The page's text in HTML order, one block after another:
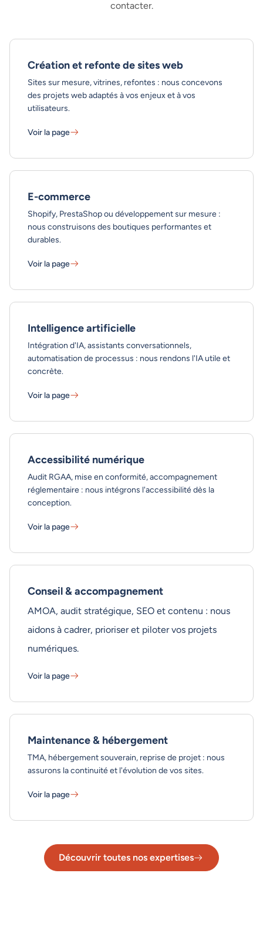
contacter.
Création et refonte de sites web
Sites sur mesure, vitrines, refontes : nous concevons
des projets web adaptés à vos enjeux et à vos
utilisateurs.
Voir la page
E-commerce
Shopify, PrestaShop ou développement sur mesure :
nous construisons des boutiques performantes et
durables.
Voir la page
Intelligence artificielle
Intégration d'IA, assistants conversationnels,
automatisation de processus : nous rendons l'IA utile et
concrète.
Voir la page
Accessibilité numérique
Audit RGAA, mise en conformité, accompagnement
réglementaire : nous intégrons l'accessibilité dès la
conception.
Voir la page
Conseil & accompagnement
AMOA, audit stratégique, SEO et contenu : nous
aidons à cadrer, prioriser et piloter vos projets
numériques.
Voir la page
Maintenance & hébergement
TMA, hébergement souverain, reprise de projet : nous
assurons la continuité et l'évolution de vos sites.
Voir la page
Découvrir toutes nos expertises